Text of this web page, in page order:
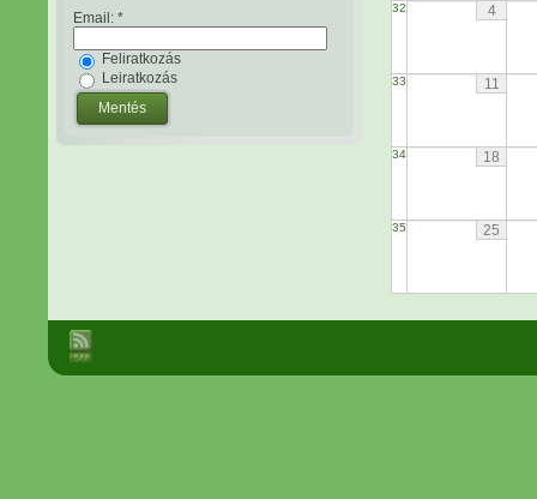
Email: *
Feliratkozás
Leiratkozás
32 4
33 11
34 18
35 25